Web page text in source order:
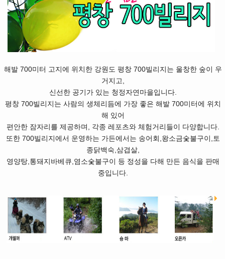
해발 700미터 고지에 위치한 강원도 평창 700빌리지는 울창한 숲이 우
거지고,
신선한 공기가 있는 청정자연마을입니다.
평창 700빌리지는 사람의 생체리듬에 가장 좋은 해발 700미터에 위치
해 있어
편안한 잠자리를 제공하며, 각종 레포츠와 체험거리들이 다양합니다.
또한 700빌리지에서 운영하는 가든에서는 송어회,왕소금숯불구이,토
종닭백숙,삼겹살,
영양탕,통돼지바베큐,염소숯불구이 등 정성을 다해 만든 음식을 판매
중입니다.